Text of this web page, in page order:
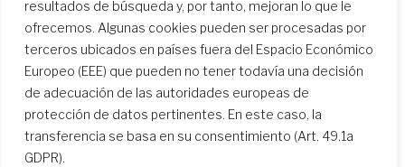
resultados de búsqueda y, por tanto, mejoran lo que le
ofrecemos. Algunas cookies pueden ser procesadas por
terceros ubicados en países fuera del Espacio Económico
Europeo (EEE) que pueden no tener todavía una decisión
de adecuación de las autoridades europeas de
protección de datos pertinentes. En este caso, la
transferencia se basa en su consentimiento (Art. 49.1a
GDPR).
25
DE
MAYO
Abran sus corazones con Magdalena Sofía: Una mujer audaz